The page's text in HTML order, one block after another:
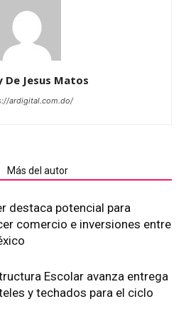
De Jesus Matos
ardigital.com.do/
Más del autor
destaca potencial para
comercio e inversiones entre
Escolar avanza entrega
y techados para el ciclo